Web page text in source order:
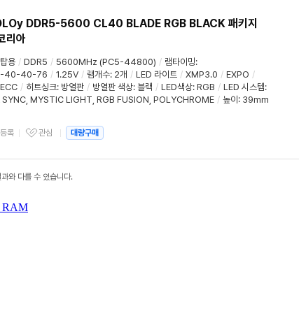
DDR5-5600 CL40 BLADE RGB BLACK 패키지
리아
용 / DDR5 / 5600MHz (PC5-44800) / 램타이밍:
40-40-76 / 1.25V / 램개수: 2개 / LED 라이트 / XMP3.0 / EXPO /
/ 히트싱크: 방열판 / 방열판 색상: 블랙 / LED색상: RGB / LED 시스템:
SYNC MYSTIC LIGHT RGB FUSION POLYCHROME / 높이: 39mm
록 관심 대량구매
와 다를 수 있습니다.